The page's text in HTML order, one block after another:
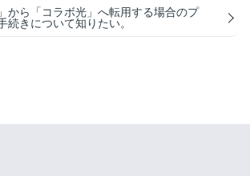
から「コラボ光」へ転用する場合のプ
続きについて知りたい。